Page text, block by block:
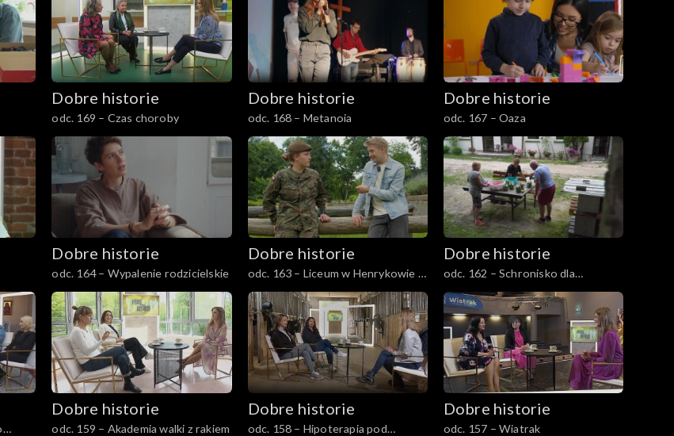
Dobre historie
odc. 169 – Czas choroby
Dobre historie
odc. 168 – Metanoia
Dobre historie
odc. 167 – Oaza
Dobre historie
odc. 164 – Wypalenie rodzicielskie
Dobre historie
odc. 163 – Liceum w Henrykowie –
Kuźnia charakterów
Dobre historie
odc. 162 – Schronisko dla
bezdomnych z usługami
opiekuńczymi
Dobre historie
odc. 159 – Akademia walki z rakiem
Dobre historie
odc. 158 – Hipoterapia pod
Dobre historie
odc. 157 – Wiatrak